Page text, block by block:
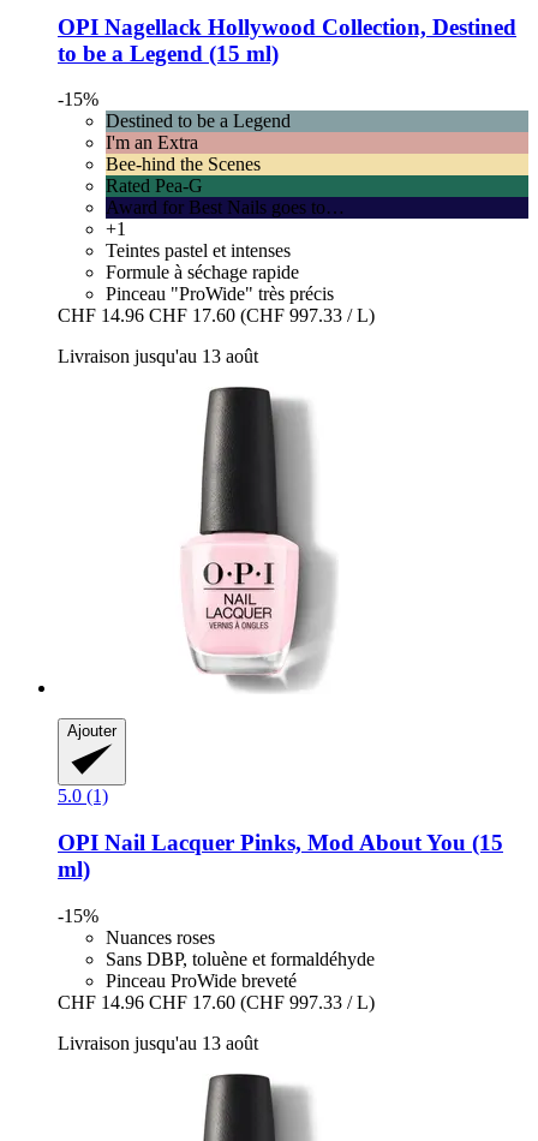
OPI Nagellack Hollywood Collection, Destined
to be a Legend (15 ml)
-15%
Destined to be a Legend
I'm an Extra
Bee-hind the Scenes
Rated Pea-G
Award for Best Nails goes to…
+1
Teintes pastel et intenses
Formule à séchage rapide
Pinceau "ProWide" très précis
CHF 14.96 CHF 17.60 (CHF 997.33 / L)
Livraison jusqu'au 13 août
Ajouter
5.0 (1)
OPI Nail Lacquer Pinks, Mod About You (15
ml)
-15%
Nuances roses
Sans DBP, toluène et formaldéhyde
Pinceau ProWide breveté
CHF 14.96 CHF 17.60 (CHF 997.33 / L)
Livraison jusqu'au 13 août